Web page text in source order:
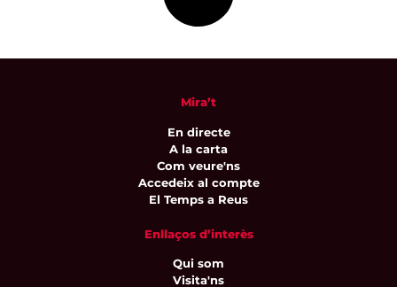
Mira’t
En directe
A la carta
Com veure'ns
Accedeix al compte
El Temps a Reus
Enllaços d’interès
Qui som
Visita'ns